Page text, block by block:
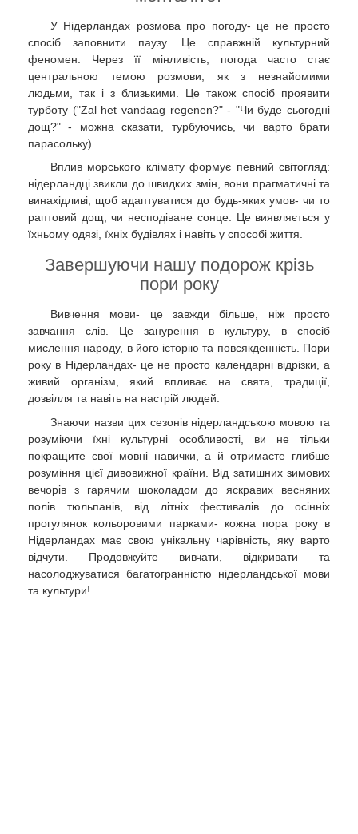
У Нідерландах розмова про погоду- це не просто
спосіб заповнити паузу. Це справжній культурний
феномен. Через її мінливість, погода часто стає
центральною темою розмови, як з незнайомими
людьми, так і з близькими. Це також спосіб проявити
турботу ("Zal het vandaag regenen?" - "Чи буде сьогодні
дощ?" - можна сказати, турбуючись, чи варто брати
парасольку).
Вплив морського клімату формує певний світогляд:
нідерландці звикли до швидких змін, вони прагматичні та
винахідливі, щоб адаптуватися до будь-яких умов- чи то
раптовий дощ, чи несподіване сонце. Це виявляється у
їхньому одязі, їхніх будівлях і навіть у способі життя.
Завершуючи нашу подорож крізь
пори року
Вивчення мови- це завжди більше, ніж просто
завчання слів. Це занурення в культуру, в спосіб
мислення народу, в його історію та повсякденність. Пори
року в Нідерландах- це не просто календарні відрізки, а
живий організм, який впливає на свята, традиції,
дозвілля та навіть на настрій людей.
Знаючи назви цих сезонів нідерландською мовою та
розуміючи їхні культурні особливості, ви не тільки
покращите свої мовні навички, а й отримаєте глибше
розуміння цієї дивовижної країни. Від затишних зимових
вечорів з гарячим шоколадом до яскравих весняних
полів тюльпанів, від літніх фестивалів до осінніх
прогулянок кольоровими парками- кожна пора року в
Нідерландах має свою унікальну чарівність, яку варто
відчути. Продовжуйте вивчати, відкривати та
насолоджуватися багатогранністю нідерландської мови
та культури!